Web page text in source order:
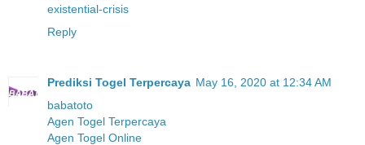
existential-crisis
Reply
Prediksi Togel Terpercaya May 16, 2020 at 12:34 AM
babatoto
Agen Togel Terpercaya
Agen Togel Online